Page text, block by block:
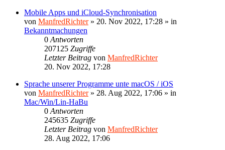
Mobile Apps und iCloud-Synchronisation
von ManfredRichter» 20. Nov 2022, 17:28 » in
Bekanntmachungen
0 Antworten
207125 Zugriffe
Letzter Beitrag von ManfredRichter
20. Nov 2022, 17:28
Sprache unserer Programme unte macOS / iOS
von ManfredRichter» 28. Aug 2022, 17:06 » in
Mac/Win/Lin-HaBu
0 Antworten
245635 Zugriffe
Letzter Beitrag von ManfredRichter
28. Aug 2022, 17:06